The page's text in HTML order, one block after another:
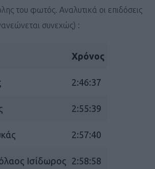
του φωτός. Αναλυτικά οι επιδόσεις
συνεχώς) :
Χρόνος
2:46:37
2:55:39
2:57:40
Ισίδωρος 2:58:58